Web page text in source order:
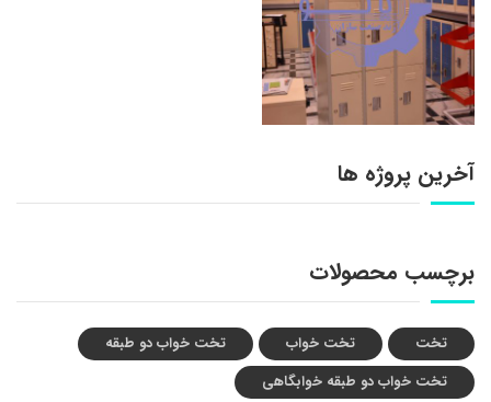
آخرین پروژه ها
برچسب محصولات
تخت تخت خواب
تخت خواب دو طبقه
تخت خواب دو طبقه خوابگاهی